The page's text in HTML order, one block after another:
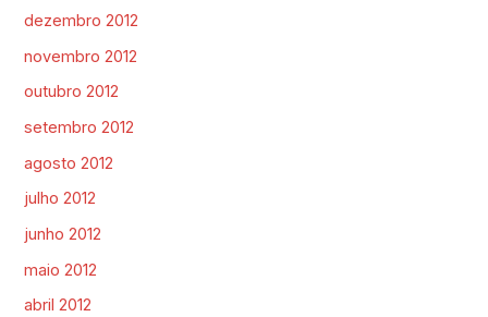
dezembro 2012
novembro 2012
outubro 2012
setembro 2012
agosto 2012
julho 2012
junho 2012
maio 2012
abril 2012